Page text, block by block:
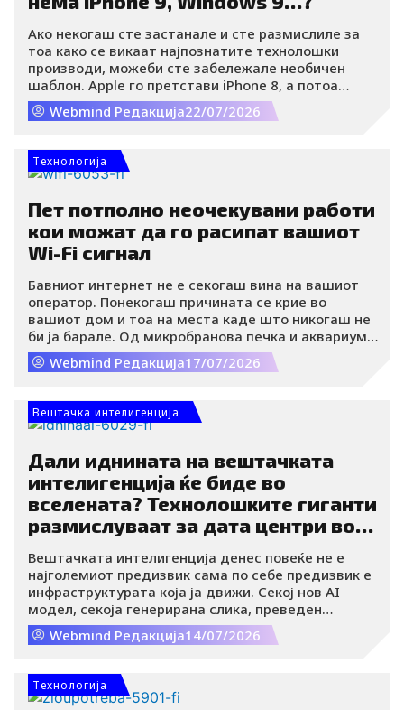
Ако некогаш сте застанале и сте размислиле за
тоа како се викаат најпознатите технолошки
производи, можеби сте забележале необичен
шаблон. Apple го претстави iPhone 8, а потоа
веднаш премина на iPhone X. Microsoft од Windows
8 скокна директно на Windows 10. Samsung од
година ја укина целата Note линија. Каде исчезна
фамозниот број 9?
Webmind Редакција22/07/2026
Tехнологија
Пет потполно неочекувани работи
кои можат да го расипат вашиот
Wi-Fi сигнал
Бавниот интернет не е секогаш вина на вашиот
оператор. Понекогаш причината се крие во
вашиот дом и тоа на места каде што никогаш не
би ја барале. Од микробранова печка и аквариум,
преку огледала, па сè до зимското невреме, многу
секојдневни работи можат сериозно да го
Webmind Редакција17/07/2026
Вештачка интелигенција
Дали иднината на вештачката
интелигенција ќе биде во
вселената? Технолошките гиганти
размислуваат за дата центри во
Вештачката интелигенција денес повеќе не е
најголемиот предизвик сама по себе предизвик е
инфраструктурата која ја движи. Секој нов AI
модел, секоја генерирана слика, преведен
документ или одговор на четбот бара огромна
компјутерска моќ, а зад сè стојат дата центри кои
енергија и вода.
Webmind Редакција14/07/2026
Tехнологија